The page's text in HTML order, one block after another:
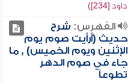
داود [234])
الفهرس: شرح
حديث (أرأيت صوم يوم
الإثنين ويوم الخميس) , ما
جاء في صوم الدهر
تطوعاً